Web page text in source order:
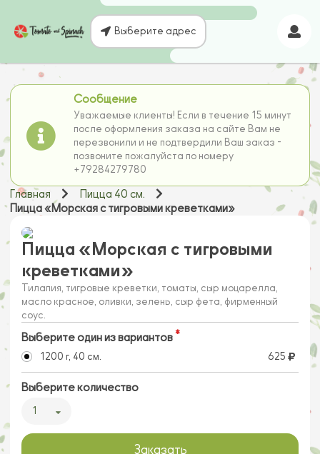
Выберите адрес
Сообщение
Уважаемые клиенты! Если в течение 15 минут
после оформления заказа на сайте Вам не
перезвонили и не подтвердили Ваш заказ -
позвоните пожалуйста по номеру
+79284279780
Главная
Пицца 40 см.
Пицца «Морская с тигровыми креветками»
Пицца «Морская с тигровыми
креветками»
Тилапия, тигровые креветки, томаты, сыр моцарелла,
масло красное, оливки, зелень, сыр фета, фирменный
соус.
Выберите один из вариантов
1200 г, 40 см. 625
Выберите количество
1
Заказать